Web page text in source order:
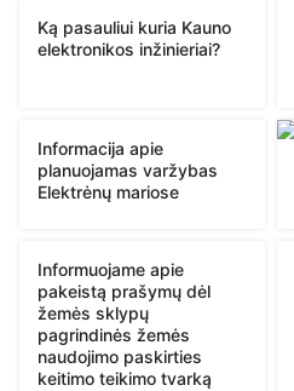
Ką pasauliui kuria Kauno
elektronikos inžinieriai?
Informacija apie
planuojamas varžybas
Elektrėnų mariose
Informuojame apie
pakeistą prašymų dėl
žemės sklypų
pagrindinės žemės
naudojimo paskirties
keitimo teikimo tvarką